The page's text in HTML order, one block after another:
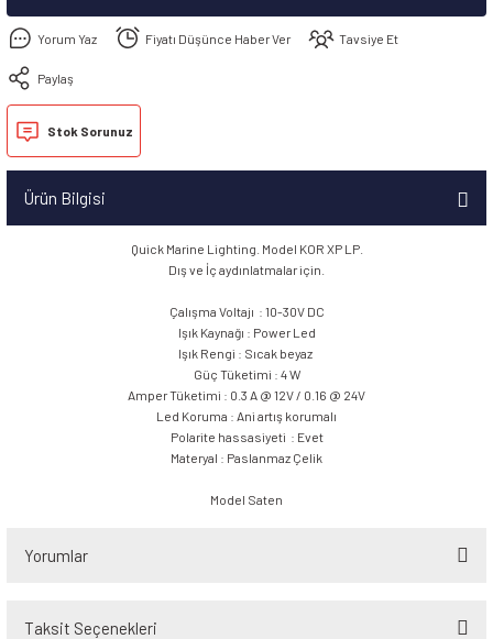
Yorum Yaz Fiyatı Düşünce Haber Ver Tavsiye Et
Paylaş
Stok Sorunuz
Ürün Bilgisi
Quick Marine Lighting. Model KOR XP LP.
Dış ve İç aydınlatmalar için.
Çalışma Voltajı : 10-30V DC
Işık Kaynağı : Power Led
Işık Rengi : Sıcak beyaz
Güç Tüketimi : 4 W
Amper Tüketimi : 0.3 A @ 12V / 0.16 @ 24V
Led Koruma : Ani artış korumalı
Polarite hassasiyeti : Evet
Materyal : Paslanmaz Çelik
Model Saten
Yorumlar
Taksit Seçenekleri